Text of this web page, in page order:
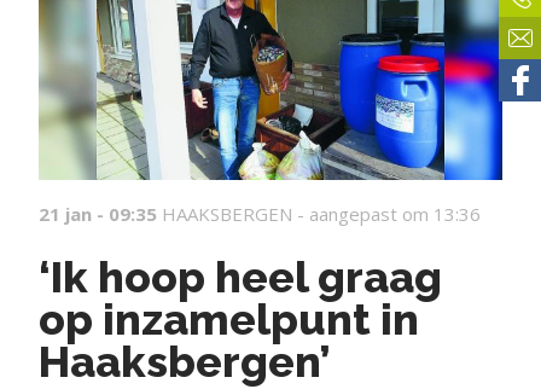
21 jan - 09:35 HAAKSBERGEN - aangepast om 13:36
‘Ik hoop heel graag
op inzamelpunt in
Haaksbergen’